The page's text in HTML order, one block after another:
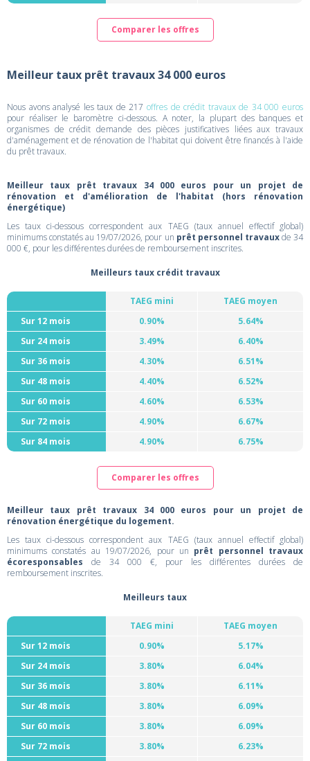
Comparer les offres
Meilleur taux prêt travaux 34 000 euros
Nous avons analysé les taux de 217 offres de crédit travaux de 34 000 euros
pour réaliser le baromètre ci-dessous. A noter, la plupart des banques et
organismes de crédit demande des pièces justificatives liées aux travaux
d'aménagement et de rénovation de l'habitat qui doivent être financés à l'aide
du prêt travaux.
Meilleur taux prêt travaux 34 000 euros pour un projet de
rénovation et d'amélioration de l'habitat (hors rénovation
énergétique)
Les taux ci-dessous correspondent aux TAEG (taux annuel effectif global)
minimums constatés au 19/07/2026, pour un prêt personnel travauxde 34
000 €, pour les différentes durées de remboursement inscrites.
Meilleurs taux crédit travaux
TAEG mini
TAEG moyen
Sur 12 mois
0.90%
5.64%
Sur 24 mois
3.49%
6.40%
Sur 36 mois
4.30%
6.51%
Sur 48 mois
4.40%
6.52%
Sur 60 mois
4.60%
6.53%
Sur 72 mois
4.90%
6.67%
Sur 84 mois
4.90% 6.75%
Comparer les offres
Meilleur taux prêt travaux 34 000 euros pour un projet de
rénovation énergétique du logement.
Les taux ci-dessous correspondent aux TAEG (taux annuel effectif global)
minimums constatés au 19/07/2026, pour un prêt personnel travaux
écoresponsables de 34 000 €, pour les différentes durées de
remboursement inscrites.
Meilleurs taux
TAEG mini
TAEG moyen
Sur 12 mois
0.90%
5.17%
Sur 24 mois
3.80%
6.04%
Sur 36 mois
3.80%
6.11%
Sur 48 mois
3.80%
6.09%
Sur 60 mois
3.80%
6.09%
Sur 72 mois
3.80%
6.23%